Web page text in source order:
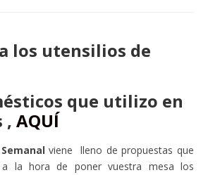
los utensilios de
que utilizo en
, AQUÍ
viene lleno de propuestas que
la hora de poner vuestra mesa los